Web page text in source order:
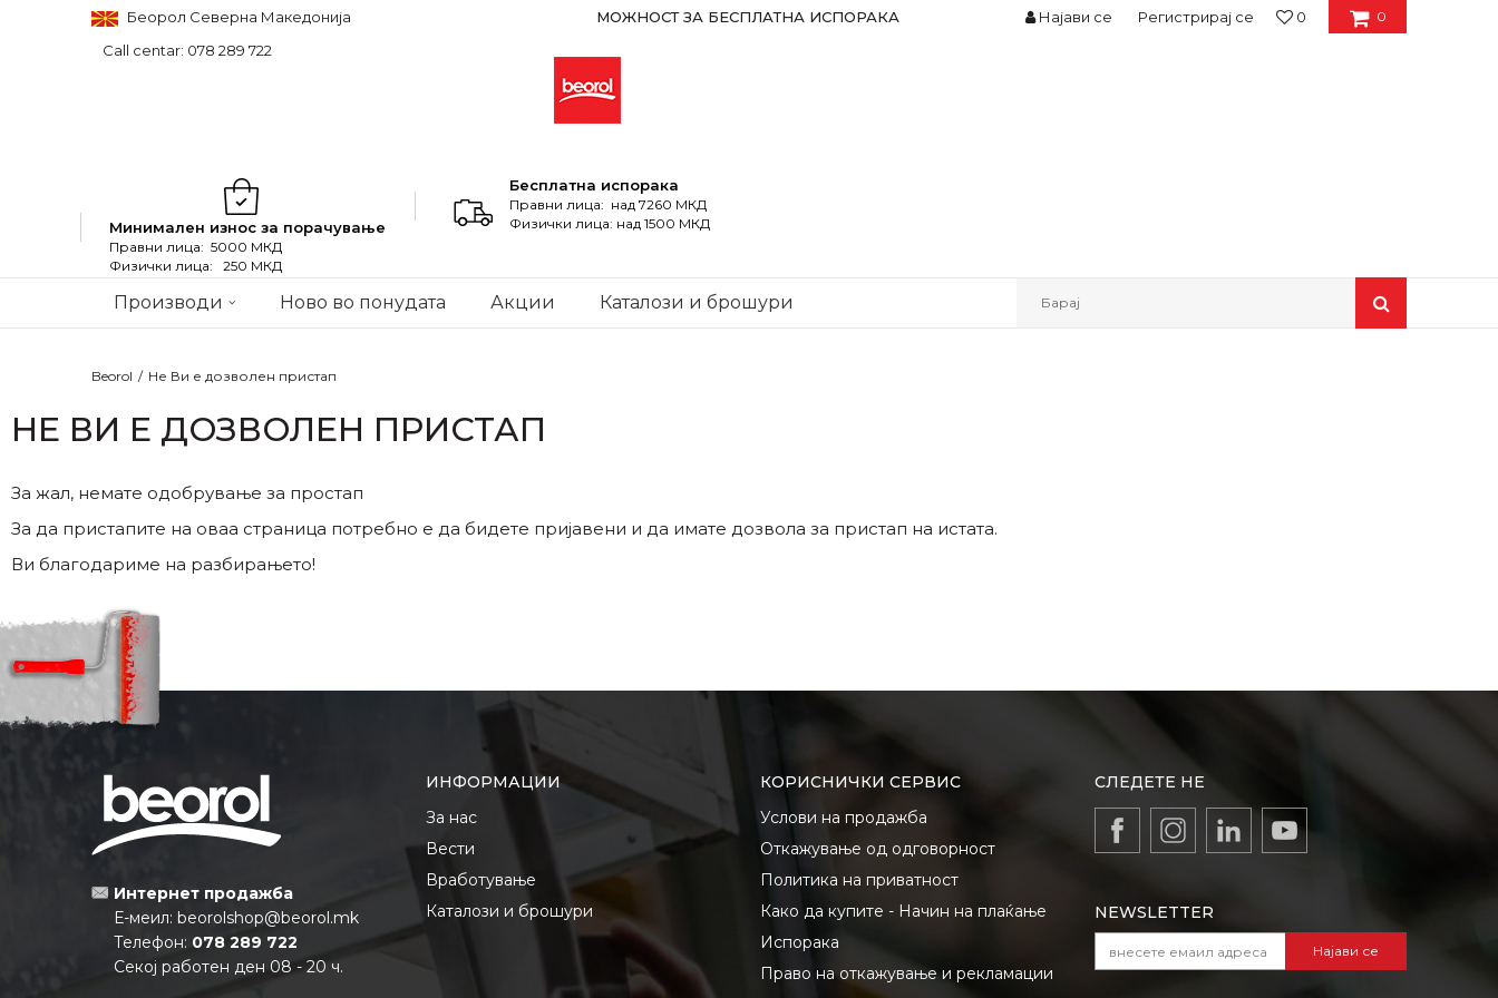
Беорол Северна Македонија
Call centar: 078 289 722
МОЖНОСТ ЗА БЕСПЛАТНА ИСПОРАКА 0
0
Најави се Регистрирај се
Минимален износ за порачување
Правни лица: 5000 МКД
Физички лица: 250 МКД
Бесплатна испорака
Правни лица: над 7260 МКД
Физички лица: над 1500 МКД
Производи Ново во понудата Акции Каталози и брошури Барај
Beorol Не Ви е дозволен пристап
НЕ ВИ Е ДОЗВОЛЕН ПРИСТАП
За жал, немате одобрување за простап
За да пристапите на оваа страница потребно е да бидете пријавени и да имате дозвола за пристап на истата.
Ви благодариме на разбирањето!
Интернет продажба
Е-меил: beorolshop@beorol.mk
Телефон: 078 289 722
Секој работен ден 08 - 20 ч.
ИНФОРМАЦИИ
За нас
Вести
Вработување
Каталози и брошури
КОРИСНИЧКИ СЕРВИС
Услови на продажба
Откажување од одговорност
Политика на приватност
Како да купите - Начин на плаќање
Испорака
Право на откажување и рекламации
СЛЕДЕТЕ НЕ
NEWSLETTER
Најави се